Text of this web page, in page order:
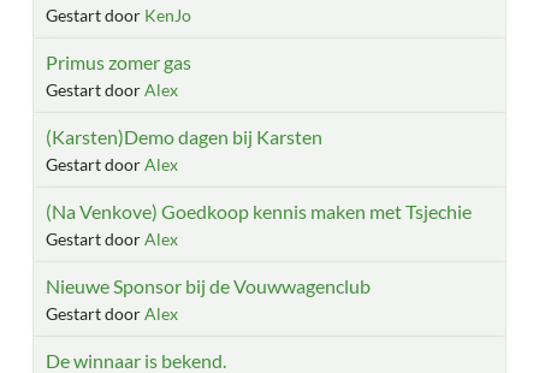
Gestart door KenJo
Primus zomer gas
Gestart doorAlex
(Karsten)Demo dagen bij Karsten
Gestart doorAlex
(Na Venkove) Goedkoop kennis maken met Tsjechie
Gestart doorAlex
Nieuwe Sponsor bij de Vouwwagenclub
Gestart doorAlex
De winnaar is bekend.